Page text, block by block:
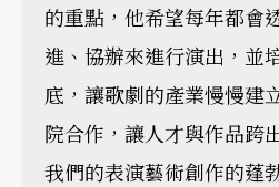
的重點，他希望每年都會
進、協辦來進行演出，並
底，讓歌劇的產業慢慢建
院合作，讓人才與作品跨
我們的表演藝術創作的蓬